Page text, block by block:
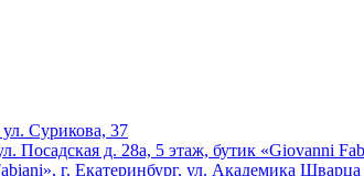
Сурикова, 37
Посадская д. 28а, 5 этаж, бутик «Giovanni
г. Екатеринбург, ул. Академика